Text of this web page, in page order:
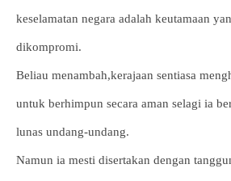
keselamatan negara adalah keutamaan
dikompromi.
Beliau menambah,kerajaan sentiasa
untuk berhimpun secara aman selagi ia
lunas undang-undang.
Namun ia mesti disertakan dengan